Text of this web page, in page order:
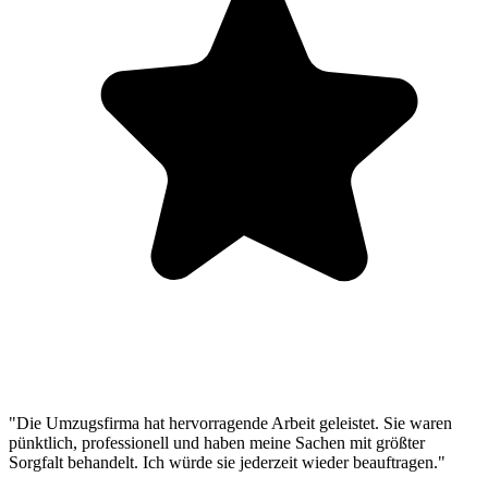
"Die Umzugsfirma hat hervorragende Arbeit geleistet. Sie waren
pünktlich, professionell und haben meine Sachen mit größter
Sorgfalt behandelt. Ich würde sie jederzeit wieder beauftragen."